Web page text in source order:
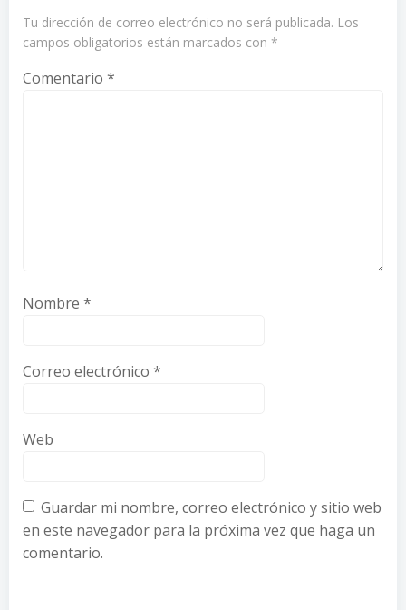
Tu dirección de correo electrónico no será publicada. Los
campos obligatorios están marcados con *
Comentario *
Nombre *
Correo electrónico *
Web
Guardar mi nombre, correo electrónico y sitio web
en este navegador para la próxima vez que haga un
comentario.